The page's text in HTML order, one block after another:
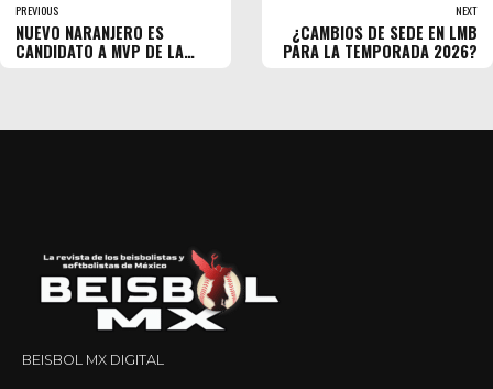
PREVIOUS
NUEVO NARANJERO ES
CANDIDATO A MVP DE LA
NEXT
¿CAMBIOS DE SEDE EN LMB
PARA LA TEMPORADA 2026?
BEISBOL MX DIGITAL